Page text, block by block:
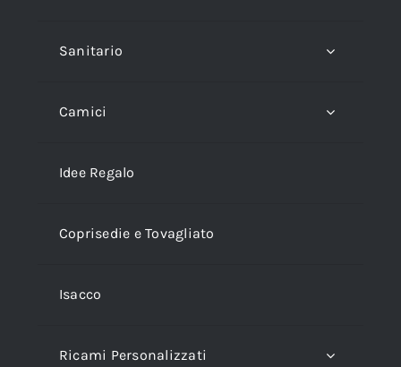
Sanitario
Camici
Idee Regalo
Coprisedie e Tovagliato
Isacco
Ricami Personalizzati